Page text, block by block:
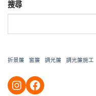
搜尋
折景簾 窗簾 調光簾 調光簾施工
https://instagram.com/
https://